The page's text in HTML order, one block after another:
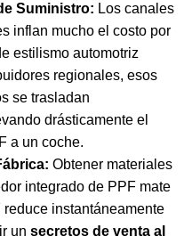
Suministro: Los canales
inflan mucho el costo por
estilismo automotriz
regionales, esos
se trasladan
drásticamente el
a un coche.
Obtener materiales
integrado de PPF mate
instantáneamente
un secretos de venta al